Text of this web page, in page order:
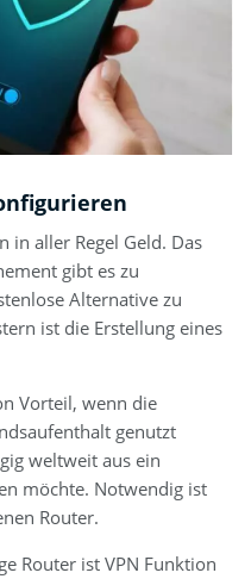
in aller Regel Geld. Das
gibt es zu
Alternative zu
ist die Erstellung eines
Vorteil, wenn die
genutzt
weltweit aus ein
möchte. Notwendig ist
Router.
Router ist VPN Funktion